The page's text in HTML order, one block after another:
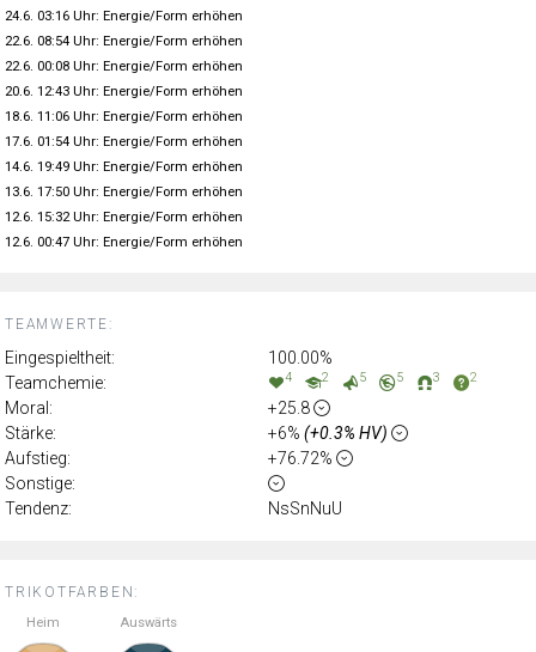
TRIKOTFARBEN:
Heim Auswärts
TEAMWERTE:
Eingespieltheit:
100.00%
Teamchemie:
4 2 5 5 3 2
Moral:
+25.8
Stärke:
+6% (+0.3% HV)
Aufstieg:
+76.72%
Sonstige:
Tendenz:
NsSnNuU
24.6. 03:16 Uhr: Energie/Form erhöhen
22.6. 08:54 Uhr: Energie/Form erhöhen
22.6. 00:08 Uhr: Energie/Form erhöhen
20.6. 12:43 Uhr: Energie/Form erhöhen
18.6. 11:06 Uhr: Energie/Form erhöhen
17.6. 01:54 Uhr: Energie/Form erhöhen
14.6. 19:49 Uhr: Energie/Form erhöhen
13.6. 17:50 Uhr: Energie/Form erhöhen
12.6. 15:32 Uhr: Energie/Form erhöhen
12.6. 00:47 Uhr: Energie/Form erhöhen